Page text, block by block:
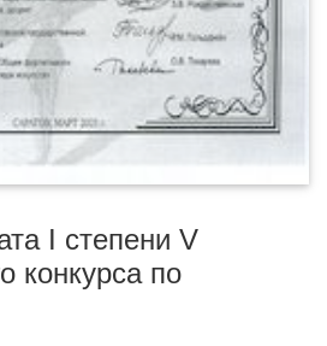
I степени V
конкурса по